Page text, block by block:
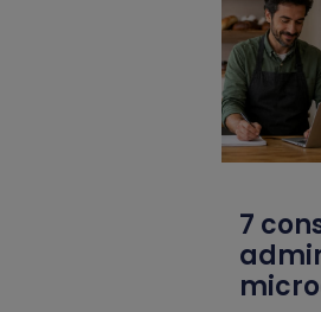
7